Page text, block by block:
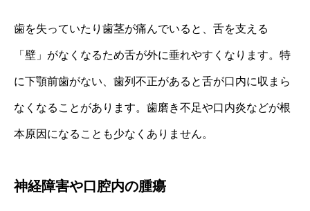
歯を失っていたり歯茎が痛んでいると、舌を支える
「壁」がなくなるため舌が外に垂れやすくなります。特
に下顎前歯がない、歯列不正があると舌が口内に収まら
なくなることがあります。歯磨き不足や口内炎などが根
本原因になることも少なくありません。
神経障害や口腔内の腫瘍